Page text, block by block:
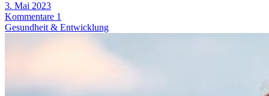
3. Mai 2023
Kommentare 1
Gesundheit & Entwicklung